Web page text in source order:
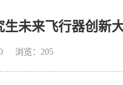
未来飞行器创新
浏览：205